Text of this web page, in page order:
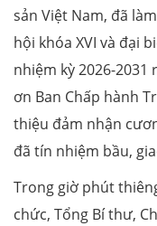
sản Việt Nam, đã
hội khóa XVI và đại
nhiệm kỳ 2026-
ơn Ban Chấp hành
thiệu đảm nhận
đã tín nhiệm bầu,
Trong giờ phút
chức, Tổng Bí thư,